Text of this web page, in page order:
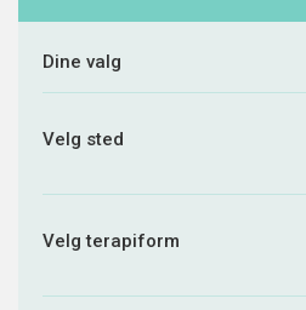
Dine valg
Velg sted
Velg terapiform